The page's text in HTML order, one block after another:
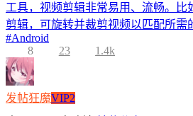
工具，视频剪辑非常易用、流畅。比
剪辑，可旋转并裁剪视频以匹配所需
#Android
8
23 1.4k
发帖狂魔VIP2